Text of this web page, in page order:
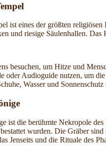
ist eines der größten
und riesige Säulenhallen.
besuchen, um Hitze und
oder Audioguide nutzen, um
Wasser und
ist die berühmte Nekropole
wurden. Die Gräber
Jenseits und die Rituale des